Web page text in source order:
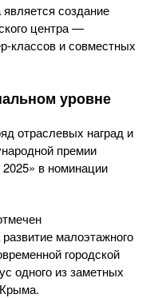
создание
центра —
классов и совместных
уровне
отраслевых наград и
премии
в номинации
малоэтажного
городской
одного из заметных